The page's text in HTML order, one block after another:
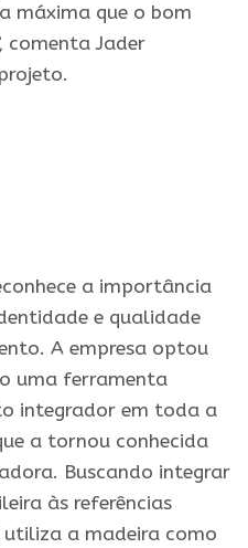
máxima que o bom
comenta Jader
a importância
e qualidade
A empresa optou
uma ferramenta
integrador em toda a
a tornou conhecida
Buscando integrar
às referências
utiliza a madeira como